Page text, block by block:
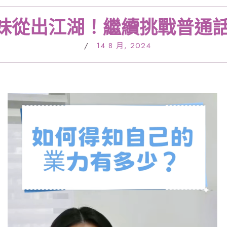
從出江湖！繼續挑戰普通
/ 14 8 月, 2024